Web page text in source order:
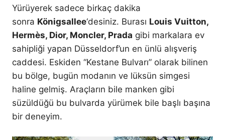
Yürüyerek sadece birkaç dakika
sonra Königsallee‘desiniz. Burası Louis Vuitton,
Hermès, Dior, Moncler, Prada gibi markalara ev
sahipliği yapan Düsseldorf’un en ünlü alışveriş
caddesi. Eskiden “Kestane Bulvarı” olarak bilinen
bu bölge, bugün modanın ve lüksün simgesi
haline gelmiş. Araçların bile manken gibi
süzüldüğü bu bulvarda yürümek bile başlı başına
bir deneyim.